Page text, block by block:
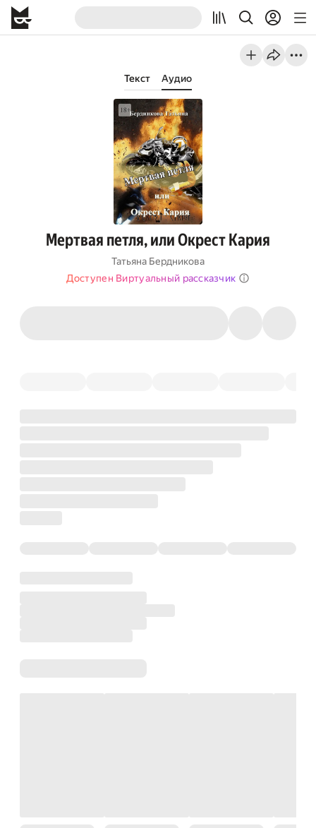
Текст Аудио
Мертвая петля, или Окрест Кария
Татьяна Бердникова
Доступен Виртуальный рассказчик